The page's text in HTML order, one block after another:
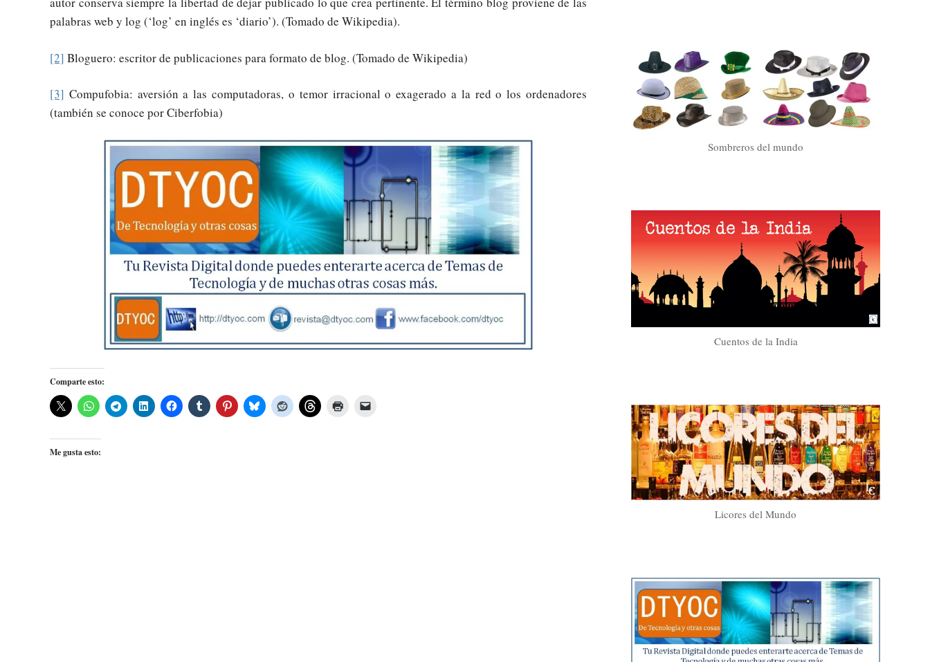
palabras web y log (‘log’ en inglés es ‘diario’). (Tomado de Wikipedia).
[2] Bloguero: escritor de publicaciones para formato de blog. (Tomado de Wikipedia)
[3] Compufobia: aversión a las computadoras, o temor irracional o exagerado a la red o los ordenadores
(también se conoce por Ciberfobia)
Comparte esto:
Me gusta esto:
Sombreros del mundo
Cuentos de la India
Licores del Mundo